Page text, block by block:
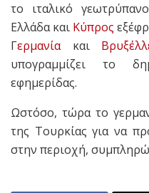
το ιταλικό
Ελλάδα και Κύπρος
Γερμανίακαι
υπογραμμίζει το
εφημερίδας.
Ωστόσο, τώρα το
της Τουρκίας για να
στην περιοχή,